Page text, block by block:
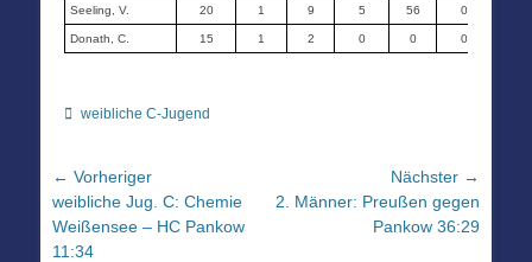
Seeling, V. 20 1 9 5 56 0
Donath, C. 15 1 2 0 0 0
Kategorien
weibliche C-Jugend
Beitragsnavigation
← Vorheriger
Vorheriger
Beitrag:
weibliche Jug. C: Chemie
Weißensee – HC Pankow
11:34
Nächster →
Nächster
2. Männer: Preußen gegen
Pankow 36:29